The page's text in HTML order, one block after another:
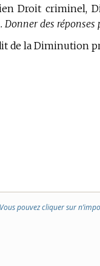
Droit criminel,
des
de la Diminution
Vous pouvez cliquer sur